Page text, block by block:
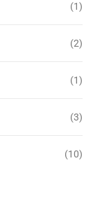
(1)
(2)
(1)
(3)
(10)